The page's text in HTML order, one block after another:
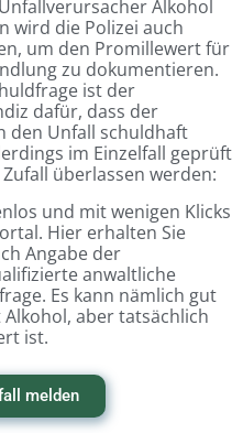
Alkohol
wird die Polizei auch
um den Promillewert für
zu dokumentieren.
ist der
dafür, dass der
den Unfall schuldhaft
im Einzelfall geprüft
überlassen werden:
und mit wenigen Klicks
Hier erhalten Sie
Angabe der
anwaltliche
Es kann nämlich gut
aber tatsächlich
ist.
melden